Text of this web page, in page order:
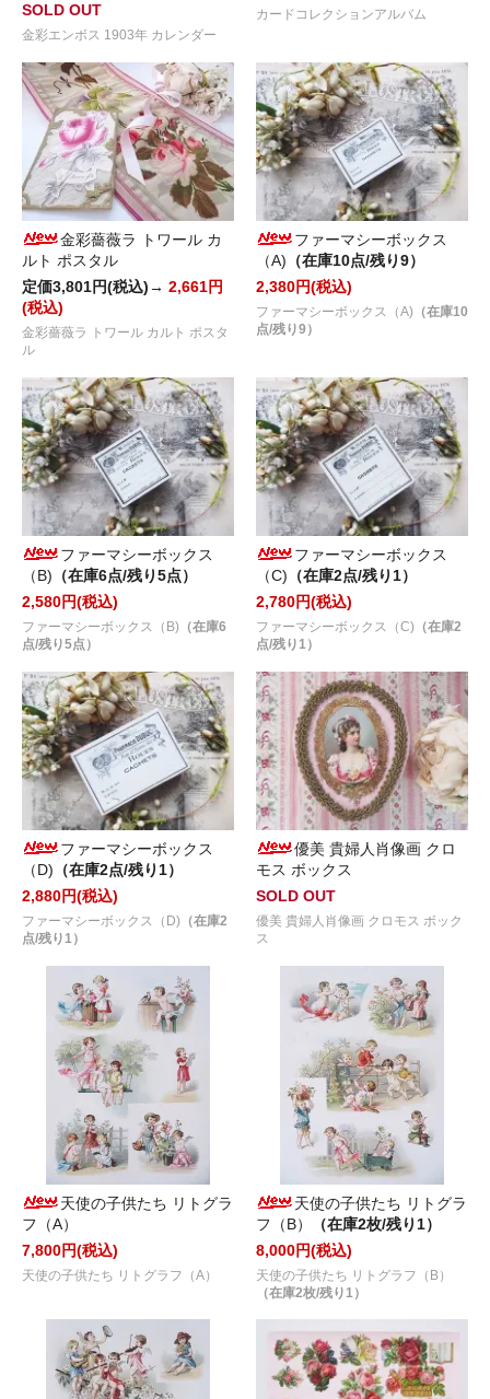
SOLD OUT
金彩エンボス 1903年 カレンダー
カードコレクションアルバム
金彩薔薇ラ トワール カ
ルト ポスタル
定価3,801円(税込)→ 2,661円
(税込)
金彩薔薇ラ トワール カルト ポスタ
ル
ファーマシーボックス
（A) （在庫10点/残り9）
2,380円(税込)
ファーマシーボックス（A) （在庫10
点/残り9）
ファーマシーボックス
（B) （在庫6点/残り5点）
2,580円(税込)
ファーマシーボックス（B) （在庫6
点/残り5点）
ファーマシーボックス
（C) （在庫2点/残り1）
2,780円(税込)
ファーマシーボックス（C) （在庫2
点/残り1）
ファーマシーボックス
（D) （在庫2点/残り1）
2,880円(税込)
ファーマシーボックス（D) （在庫2
点/残り1）
優美 貴婦人肖像画 クロ
モス ボックス
SOLD OUT
優美 貴婦人肖像画 クロモス ボック
ス
天使の子供たち リトグラ
フ（A）
7,800円(税込)
天使の子供たち リトグラフ（A）
天使の子供たち リトグラ
フ（B）
（在庫2枚/残り1）
8,000円(税込)
天使の子供たち リトグラフ（B）
（在庫2枚/残り1）